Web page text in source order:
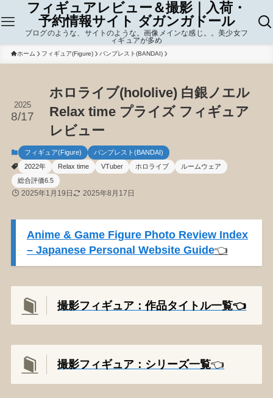
フィギュアレビュー＆撮影｜入荷・
予約情報サイト ダガンガドール
ブログのような、サイトのような。画像メインな感じ。。美少女フ
ィギュアが多め
ホーム フィギュア(Figure) バンプレスト(BANDAI)
ホロライブ(hololive) 白銀ノエル
Relax time プライズ フィギュア
レビュー
2025
8/17
フィギュア(Figure)
バンプレスト(BANDAI)
2022年
Relax time VTuber ホロライブ
ルームウェア
総合評価6.5
2025年1月19日 2025年8月17日
Anime & Game Figure Photo Review Index
– Japanese Personal Website Guide👈️
撮影フィギュア：作品タイトル一覧👈️
撮影フィギュア：シリーズ一覧👈️